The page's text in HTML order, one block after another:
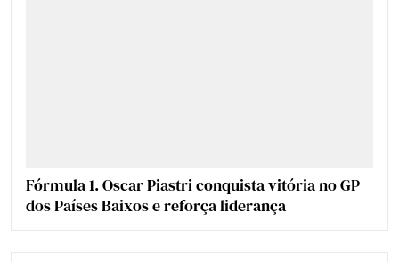
Fórmula 1. Oscar Piastri conquista vitória no GP
dos Países Baixos e reforça liderança